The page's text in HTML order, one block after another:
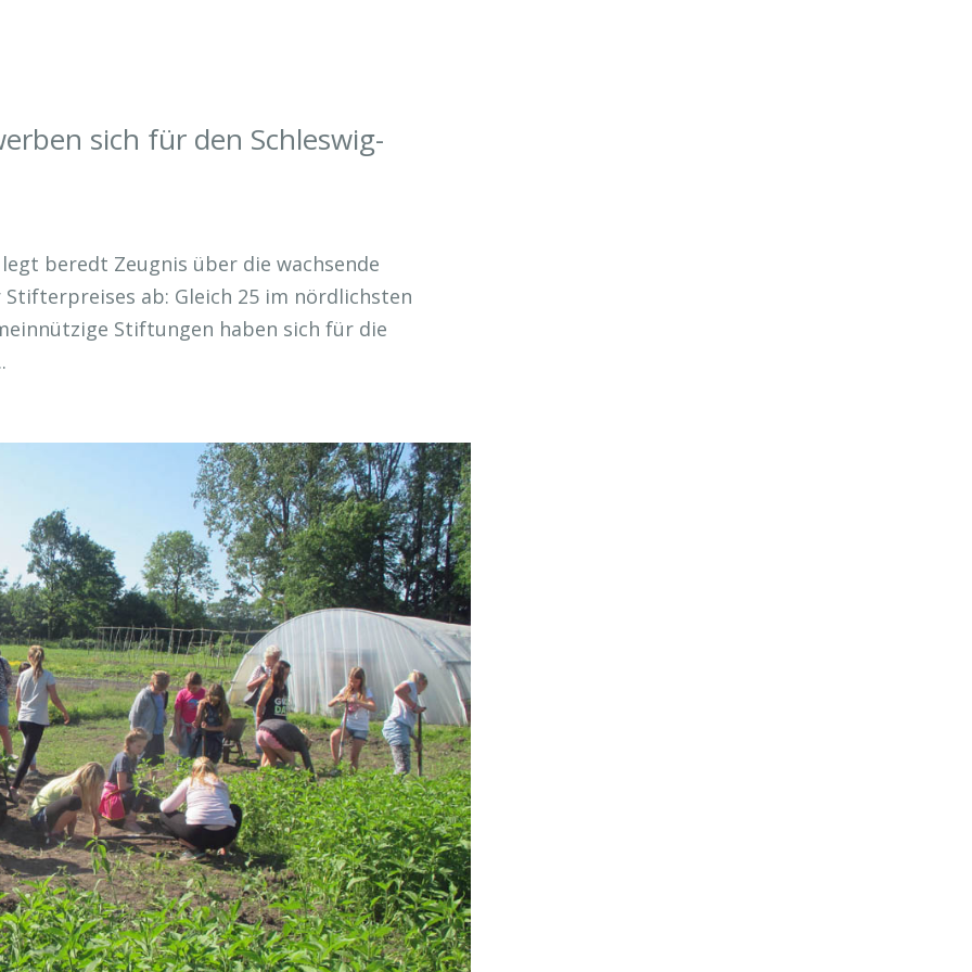
sich für den Schleswig-
beredt Zeugnis über die wachsende
ab: Gleich 25 im nördlichsten
Stiftungen haben sich für die